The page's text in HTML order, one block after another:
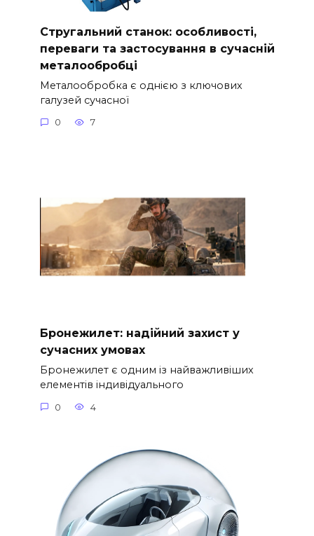
Стругальний станок: особливості,
переваги та застосування в сучасній
металообробці
Металообробка є однією з ключових
галузей сучасної
0 7
Бронежилет: надійний захист у
сучасних умовах
Бронежилет є одним із найважливіших
елементів індивідуального
0 4